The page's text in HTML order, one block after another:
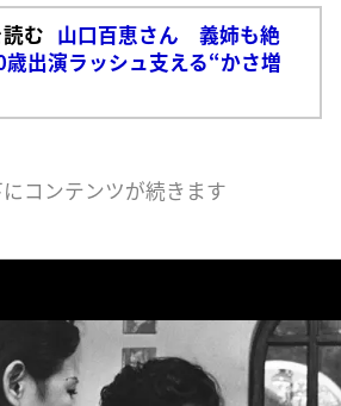
む 山口百恵さん 義姉も絶
出演ラッシュ支える“かさ増
コンテンツが続きます